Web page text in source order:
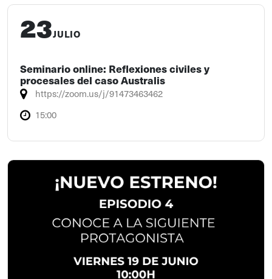
23JULIO
Seminario online: Reflexiones civiles y
procesales del caso Australis
https://zoom.us/j/91473463462
15:00